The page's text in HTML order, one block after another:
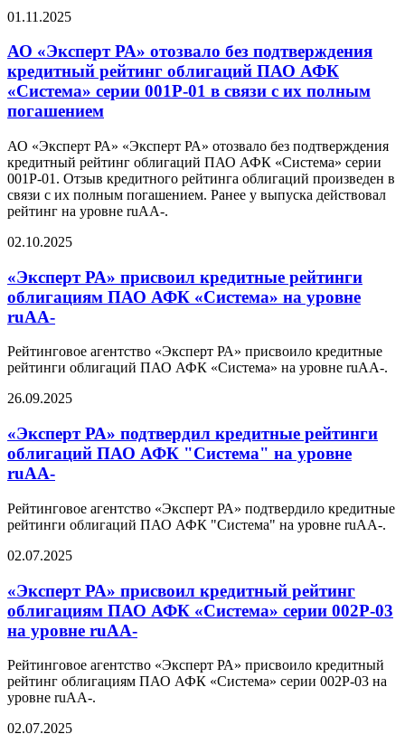
01.11.2025
АО «Эксперт РА» отозвало без подтверждения
кредитный рейтинг облигаций ПАО АФК
«Система» серии 001Р-01 в связи с их полным
погашением
АО «Эксперт РА» «Эксперт РА» отозвало без подтверждения
кредитный рейтинг облигаций ПАО АФК «Система» серии
001Р-01. Отзыв кредитного рейтинга облигаций произведен в
связи с их полным погашением. Ранее у выпуска действовал
рейтинг на уровне ruAA-.
02.10.2025
«Эксперт РА» присвоил кредитные рейтинги
облигациям ПАО АФК «Система» на уровне
ruAA-
Рейтинговое агентство «Эксперт РА» присвоило кредитные
рейтинги облигаций ПАО АФК «Система» на уровне ruAA-.
26.09.2025
«Эксперт РА» подтвердил кредитные рейтинги
облигаций ПАО АФК "Система" на уровне
ruAA-
Рейтинговое агентство «Эксперт РА» подтвердило кредитные
рейтинги облигаций ПАО АФК "Система" на уровне ruAA-.
02.07.2025
«Эксперт РА» присвоил кредитный рейтинг
облигациям ПАО АФК «Система» серии 002Р-03
на уровне ruAA-
Рейтинговое агентство «Эксперт РА» присвоило кредитный
рейтинг облигациям ПАО АФК «Система» серии 002Р-03 на
уровне ruAA-.
02.07.2025